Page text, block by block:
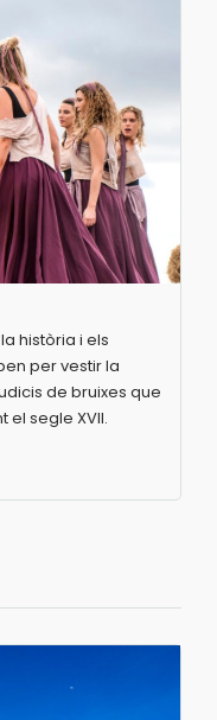
història i els
per vestir la
de bruixes que
segle XVII.